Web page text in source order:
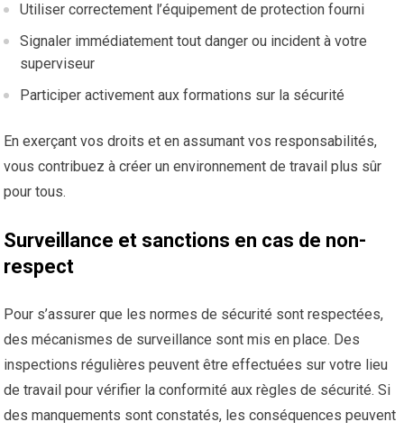
Utiliser correctement l’équipement de protection fourni
Signaler immédiatement tout danger ou incident à votre
superviseur
Participer activement aux formations sur la sécurité
En exerçant vos droits et en assumant vos responsabilités,
vous contribuez à créer un environnement de travail plus sûr
pour tous.
Surveillance et sanctions en cas de non-
respect
Pour s’assurer que les normes de sécurité sont respectées,
des mécanismes de surveillance sont mis en place. Des
inspections régulières peuvent être effectuées sur votre lieu
de travail pour vérifier la conformité aux règles de sécurité. Si
des manquements sont constatés, les conséquences peuvent